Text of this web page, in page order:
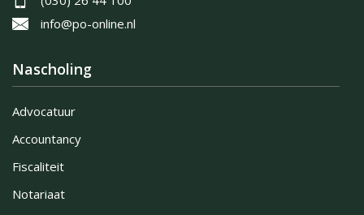
info@po-online.nl
Nascholing
Advocatuur
Accountancy
Fiscaliteit
Notariaat